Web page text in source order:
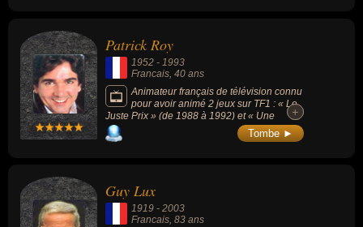
Patrick Roy
1952 - 1993
Francais , 40 ans
Animateur français de télévision connu
pour avoir animé 2 jeux sur TF1 : « Le
Juste Prix » (de 1988 à 1992) et « Une
Famille en or » (de 1990 à 1992).
+
+
Tombe ►
Guy Lux
1919 - 2003
Francais, 83 ans